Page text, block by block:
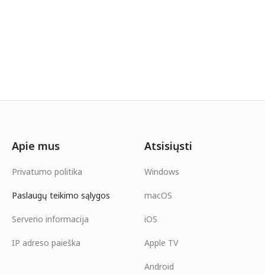
Apie mus
Privatumo politika
Paslaugų teikimo sąlygos
Serverio informacija
IP adreso paieška
Atsisiųsti
Windows
macOS
iOS
Apple TV
Android